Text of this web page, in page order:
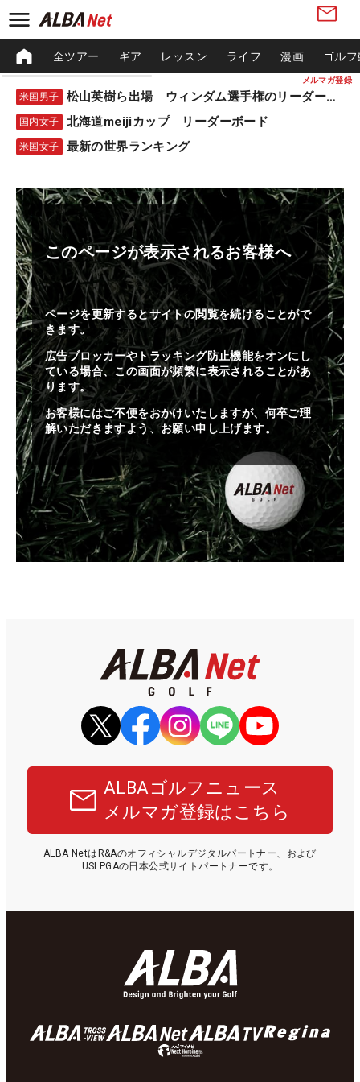
メルマガ登録
全ツアー ギア レッスン ライフ 漫画 ゴル
米国男子 松山英樹ら出場 ウィンダム選手権のリーダーボード
国内女子 北海道meijiカップ リーダーボード
米国女子 最新の世界ランキング
このページが表示されるお客様へ
ページを更新するとサイトの閲覧を続けることがで
きます。
広告ブロッカーやトラッキング防止機能をオンにし
ている場合、この画面が頻繁に表示されることがあ
ります。
お客様にはご不便をおかけいたしますが、何卒ご理
解いただきますよう、お願い申し上げます。
ALBAゴルフニュース
メルマガ登録はこちら
ALBA NetはR&Aのオフィシャルデジタルパートナー、および
USLPGAの日本公式サイトパートナーです。